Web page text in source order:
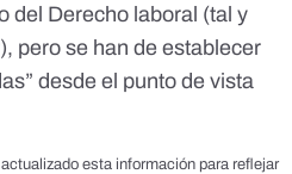
del Derecho laboral (tal y
pero se han de establecer
desde el punto de vista
esta información para reflejar